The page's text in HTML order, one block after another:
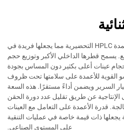
يتميز سعة التحميل المميزة لأعمدة HPLC التحضيرية مما يجعلها فريدة في
يسمح قطرها الداخلي الأكبر وتوزيع حجم
عينات أعلى بكثير دون المساس بجودة
القوية للأعمدة على سلامتها تحت ظروف
السرير ويضمن أداءً مستقرًا. هذه السعة
الإنتاجية عن طريق تقليل عدد دورة الحقن
قدرة الأعمدة على التعامل مع العينات
ذات قيمة خاصة في عمليات التنقية
على المستوى الصناعي.